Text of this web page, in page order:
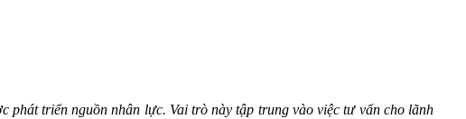
phát triển nguồn nhân lực. Vai trò này tập trung vào việc tư vấn cho lãnh